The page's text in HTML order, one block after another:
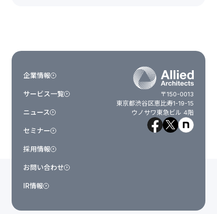
〒150-0013
東京都渋谷区恵比寿1-19-15
ウノサワ東急ビル 4階
企業情報
サービス一覧
ニュース
セミナー
採用情報
お問い合わせ
IR情報